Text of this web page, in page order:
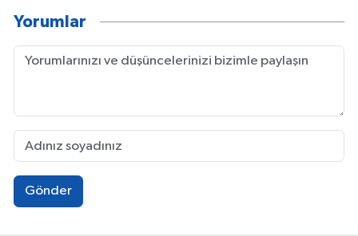
Yorumlar
Gönder